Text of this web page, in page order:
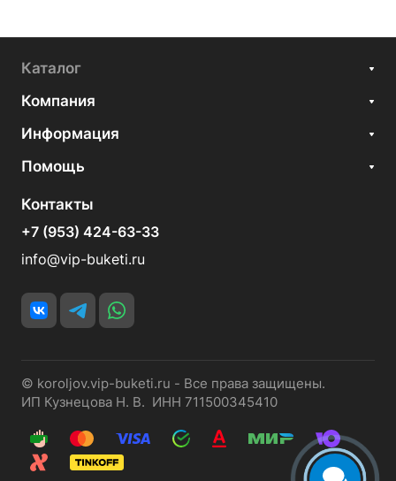
Каталог
Компания
Информация
Помощь
Контакты
+7 (953) 424-63-33
info@vip-buketi.ru
© koroljov.vip-buketi.ru - Все права защищены.
ИП Кузнецова Н. В. ИНН 711500345410